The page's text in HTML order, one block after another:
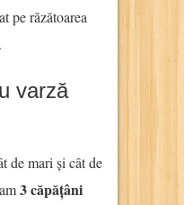
pe răzătoarea
varză
de mari și cât de
3 căpățâni